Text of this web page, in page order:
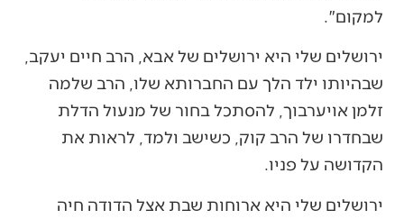
למקום".
ירושלים שלי היא ירושלים של אבא, הרב חיים יעקב,
שבהיותו ילד הלך עם החברותא שלו, הרב שלמה
זלמן אויערבוך, להסתכל בחור של מנעול הדלת
שבחדרו של הרב קוק, כשישב ולמד, לראות את
הקדושה על פניו.
ירושלים שלי היא ארוחות שבת אצל הדודה חיה